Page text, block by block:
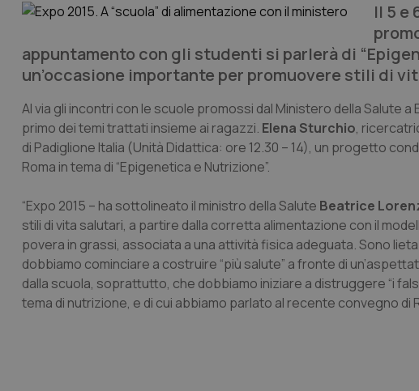
Il 5 e
appuntamento con gli studenti si parlerà di
un’occasione importante per promuovere stili di
Al via gli incontri con le scuole promossi dal Ministero della Salute
primo dei temi trattati insieme ai ragazzi. Elena Sturchio,
di Padiglione Italia (Unità Didattica: ore 12.30 – 14), un progetto
Roma in tema di “Epigenetica e Nutrizione”.
“Expo 2015 – ha sottolineato il ministro della Salute Beatrice
stili di vita salutari, a partire dalla corretta alimentazione con il
povera in grassi, associata a una attività fisica adeguata. Sono
dobbiamo cominciare a costruire “più salute” a fronte di
dalla scuola, soprattutto, che dobbiamo iniziare a distruggere “i
tema di nutrizione, e di cui abbiamo parlato al recente convegno di